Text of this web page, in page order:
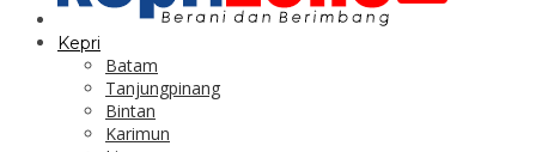
Kepri
Batam
Tanjungpinang
Bintan
Karimun